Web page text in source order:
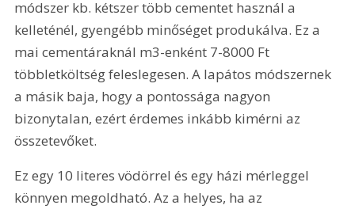
módszer kb. kétszer több cementet használ a
kelleténél, gyengébb minőséget produkálva. Ez a
mai cementáraknál m3-enként 7-8000 Ft
többletköltség feleslegesen. A lapátos módszernek
a másik baja, hogy a pontossága nagyon
bizonytalan, ezért érdemes inkább kimérni az
összetevőket.
Ez egy 10 literes vödörrel és egy házi mérleggel
könnyen megoldható. Az a helyes, ha az